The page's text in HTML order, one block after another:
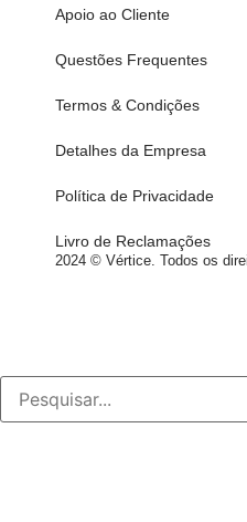
2024 © Vértice. Todos os
Apoio ao Cliente
Questões Frequentes
Termos & Condições
Detalhes da Empresa
Política de Privacidade
Livro de Reclamações